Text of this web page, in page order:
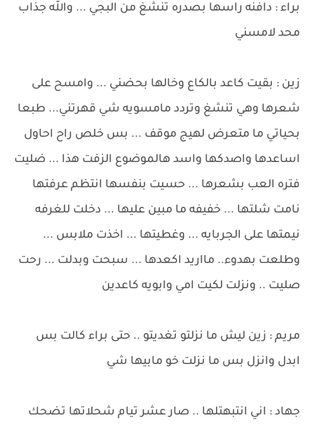
براء : دافنه راسها بصدره تنشغ من البجي ... والله جذاب
محد لامسني
زين : بقيت كاعد بالكاع وخالها بحضني ... وامسح على
شعرها وهي تنشغ وتردد مامسويه شي قهرتني... طبعا
بحياتي ما متعرض لهيج موقف ... بس خلص راح احاول
اساعدها واصدكها واسد هالموضوع الزفت هذا ... ضليت
فتره العب بشعرها ... حسيت بنفسها انتظم عرفتها
نامت شلتها ... خفيفه ما مبين عليها ... دخلت للغرفه
نيمتها على الجربايه ... وغطيتها ... اخذت ملابس ...
وطلعت بهدوء.. مااريد اكعدها ... سبحت وبدلت ... رحت
صليت .. ونزلت لكيت امي وابويه كاعدين
مريم : زين ليش ما نزلتو تغديتو .. حتى براء كالت بس
ابدل وانزل بس ما نزلت خو مابيها شي
جهاد : اني انتبهتلها .. صار عشر تيام شحلاتها تضحك